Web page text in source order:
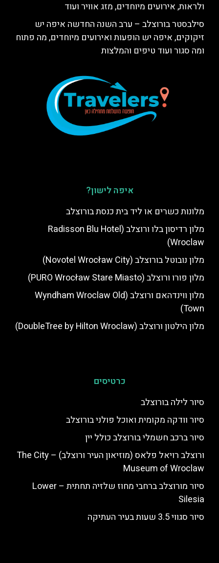
ולראות, אירועים מיוחדים, מזג אוויר ועוד
סילבסטר בורוצלב – ערב השנה החדשה איפה יש
זיקוקים, איפה יש הופעות ואירועים מיוחדים, מה פתוח
ומה סגור ועוד טיפים והמלצות
איפה לישון?
מלונות כשרים או ליד בית כנסת בורוצלב
מלון רדיסון בלו ורוצלב (Radisson Blu Hotel
Wroclaw)
מלון נובוטל בורוצלב (Novotel Wrocław City)
מלון פורו ורוצלב (PURO Wrocław Stare Miasto)
מלון ווינדהאם ורוצלב (Wyndham Wroclaw Old
Town)
מלון הילטון ורוצלב (DoubleTree by Hilton Wroclaw)
כרטיסים
סיור לילה בורוצלב
סיור וודקה מקומית ואוכל פולני בורוצלב
סיור ברכב חשמלי בורוצלב כולל יין
ורוצלב רויאל פלאס (מוזיאון העיר ורוצלב) – The City
Museum of Wroclaw
סיור מורוצלב ברחבי מחוז שלזיה תחתית – Lower
Silesia
סיור סגווי 3.5 שעות בעיר העתיקה